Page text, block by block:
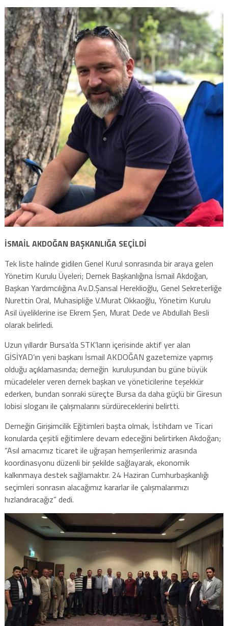
İSMAİL AKDOĞAN BAŞKANLIĞA SEÇİLDİ
Tek liste halinde gidilen Genel Kurul sonrasında bir araya gelen
Yönetim Kurulu Üyeleri; Dernek Başkanlığına İsmail Akdoğan,
Başkan Yardımcılığına Av.D.Şansal Hereklioğlu, Genel Sekreterliğe
Nurettin Oral, Muhasipliğe V.Murat Okkaoğlu, Yönetim Kurulu
Asil üyeliklerine ise Ekrem Şen, Murat Dede ve Abdullah Besli
olarak belirledi.
Uzun yıllardır Bursa’da STK’ların içerisinde aktif yer alan
GİSİYAD’ın yeni başkanı İsmail AKDOĞAN gazetemize yapmış
olduğu açıklamasında; derneğin kuruluşundan bu güne büyük
mücadeleler veren dernek başkan ve yöneticilerine teşekkür
ederken, bundan sonraki süreçte Bursa da daha güçlü bir Giresun
lobisi sloganı ile çalışmalarını sürdüreceklerini belirtti.
Derneğin Girişimcilik Eğitimleri başta olmak, İstihdam ve Ticari
konularda çeşitli eğitimlere devam edeceğini belirtirken Akdoğan;
“Asıl amacımız ticaret ile uğraşan hemşerilerimiz arasında
koordinasyonu düzenli bir şekilde sağlayarak, ekonomik
kalkınmaya destek sağlamaktır. 24 Haziran Cumhurbaşkanlığı
seçimleri sonrasın alacağımız kararlar ile çalışmalarımızı
hızlandıracağız” dedi.